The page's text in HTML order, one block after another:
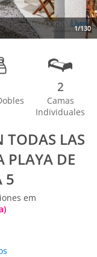
1/130
2
Camas
Individuales
TODAS LAS
PLAYA DE
5
em